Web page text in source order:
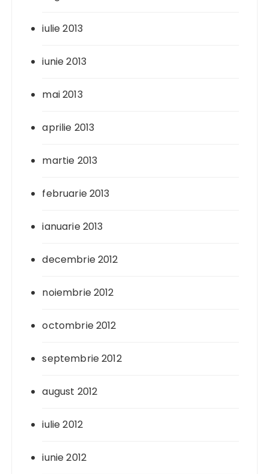
iulie 2013
iunie 2013
mai 2013
aprilie 2013
martie 2013
februarie 2013
ianuarie 2013
decembrie 2012
noiembrie 2012
octombrie 2012
septembrie 2012
august 2012
iulie 2012
iunie 2012